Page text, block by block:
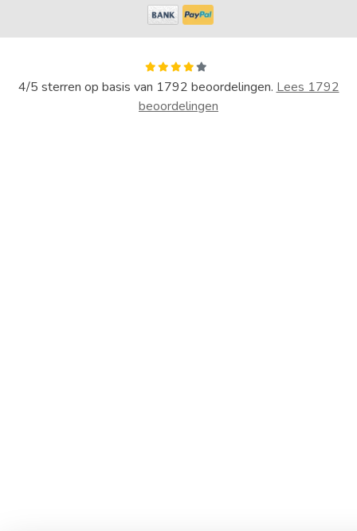
4/5 sterren op basis van 1792 beoordelingen. Lees 1792
beoordelingen